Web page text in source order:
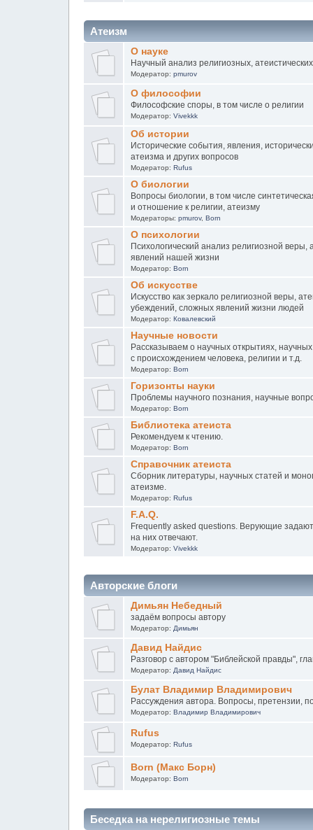
Атеизм
О науке
Научный анализ религиозных,
Модератор: pmurov
О философии
Философские споры, в том числе о религии
Модератор: Vivekkk
Об истории
Исторические события, явления,
атеизма и других вопросов
Модератор: Rufus
О биологии
Вопросы биологии, в том числе
и отношение к религии, атеизму
Модераторы: pmurov, Born
О психологии
Психологический анализ религиозной веры,
явлений нашей жизни
Модератор: Born
Об искусстве
Искусство как зеркало религиозной веры,
убеждений, сложных явлений жизни людей
Модератор: Ковалевский
Научные новости
Рассказываем о научных открытиях,
с происхождением человека, религии и т.д.
Модератор: Born
Горизонты науки
Проблемы научного познания, научные
Модератор: Born
Библиотека атеиста
Рекомендуем к чтению.
Модератор: Born
Справочник атеиста
Сборник литературы, научных статей и
атеизме.
Модератор: Rufus
F.A.Q.
Frequently asked questions. Верующие
на них отвечают.
Модератор: Vivekkk
Авторские блоги
Димьян Небедный
задаём вопросы автору
Модератор: Димьян
Давид Найдис
Разговор с автором "Библейской правды",
Модератор: Давид Найдис
Булат Владимир Владимирович
Рассуждения автора. Вопросы, претензии,
Модератор: Владимир Владимирович
Rufus
Модератор: Rufus
Born (Макс Борн)
Модератор: Born
Беседка на нерелигиозные темы